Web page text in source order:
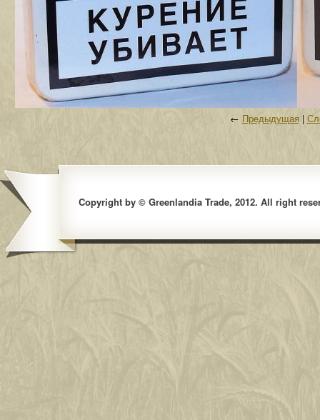
← Предыдущая |
Copyright by © Greenlandia Trade, 2012. All right